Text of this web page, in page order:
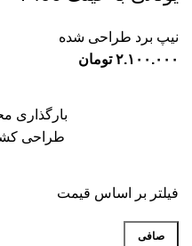
فیلتر بر اساس قیمت
صافی
نیپ برد طراحی شده
تومان
بارگذاری
طراحی